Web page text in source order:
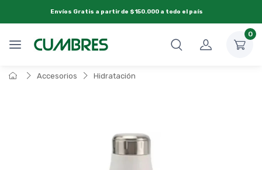
Envíos Gratis a partir de $150.000 a todo el país
0
Accesorios Hidratación